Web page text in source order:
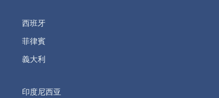
西班牙
菲律賓
義大利
印度尼西亚